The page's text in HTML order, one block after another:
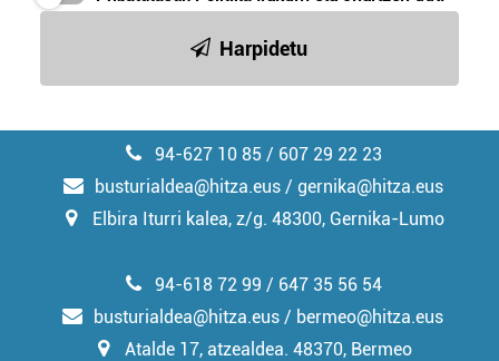
Harpidetu
94-627 10 85 / 607 29 22 23
busturialdea@hitza.eus / gernika@hitza.eus
Elbira Iturri kalea, z/g. 48300, Gernika-Lumo
94-618 72 99 / 647 35 56 54
busturialdea@hitza.eus / bermeo@hitza.eus
Atalde 17, atzealdea. 48370, Bermeo